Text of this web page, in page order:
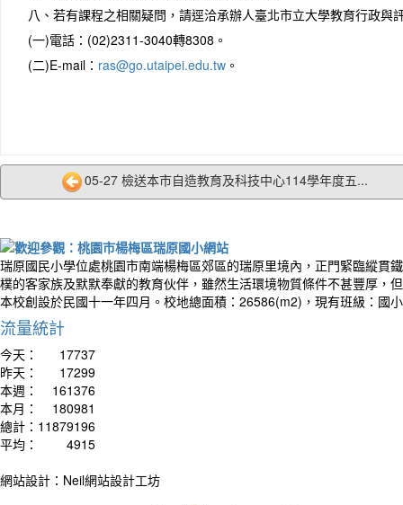
八、 若有課程之相關疑問，請逕洽承辦人臺北市立大學教育行政與
(一)電話：(02)2311-3040轉8308。
(二)E-mail： ras@go.utaipei.edu.tw 。
05-27 檢送本市自造教育及科技中心114學年度五...
瑞原國民小學位處桃園市南端楊梅區郊區的瑞原里境內，正門緊臨縱貫
樸的客家族及默默奉獻的教育伙伴，雖然生活環境物質條件不甚豐厚，
本校創設於民國十一年四月。校地總面積：26586(m2)，現有班級：國
流量統計
今天：
17737
昨天：
17299
本週：
161376
本月：
180981
總計： 11879196
平均：
4915
網站設計：Neil網站設計工坊